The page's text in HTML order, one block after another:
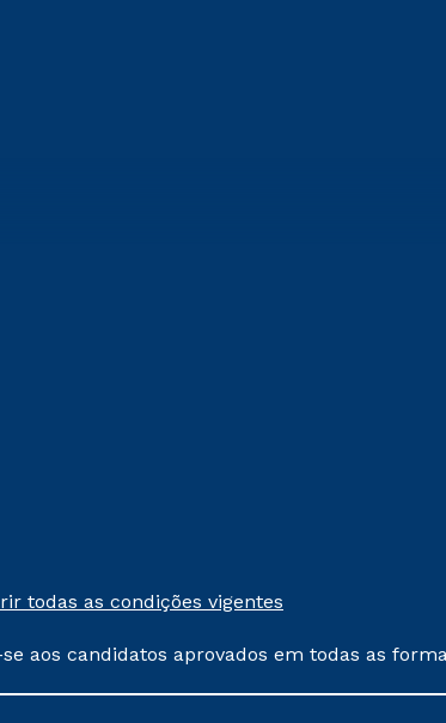
todas as condições vigentes
aos candidatos aprovados em todas as